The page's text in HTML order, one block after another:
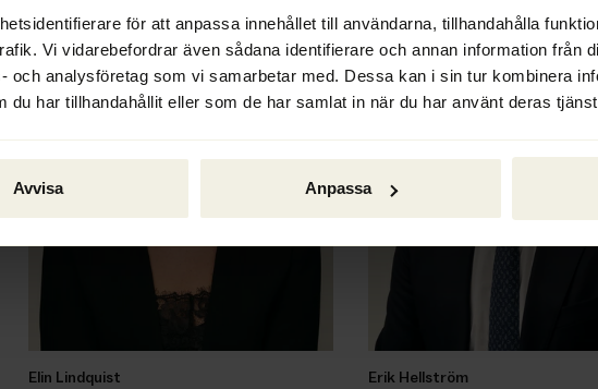
för att anpassa innehållet till användarna, tillhandahålla
Vi vidarebefordrar även sådana identifierare och annan information från
och analysföretag som vi samarbetar med. Dessa kan i sin tur kombinera
du har tillhandahållit eller som de har samlat in när du har använt deras
Avvisa Anpassa
Elin Lindquist
Erik Hellström